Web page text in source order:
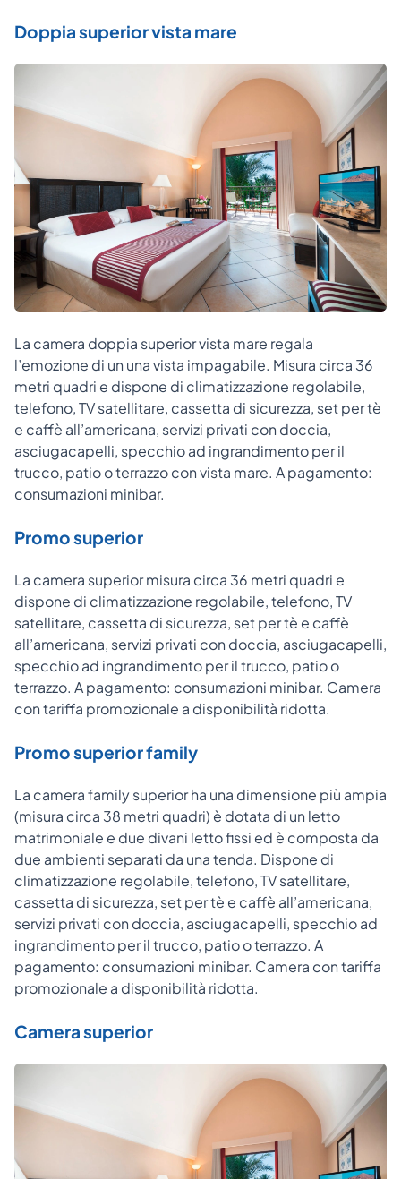
Doppia superior vista mare
La camera doppia superior vista mare regala
l’emozione di un una vista impagabile. Misura circa 36
metri quadri e dispone di climatizzazione regolabile,
telefono, TV satellitare, cassetta di sicurezza, set per tè
e caffè all’americana, servizi privati con doccia,
asciugacapelli, specchio ad ingrandimento per il
trucco, patio o terrazzo con vista mare. A pagamento:
consumazioni minibar.
Promo superior
La camera superior misura circa 36 metri quadri e
dispone di climatizzazione regolabile, telefono, TV
satellitare, cassetta di sicurezza, set per tè e caffè
all’americana, servizi privati con doccia, asciugacapelli,
specchio ad ingrandimento per il trucco, patio o
terrazzo. A pagamento: consumazioni minibar. Camera
con tariffa promozionale a disponibilità ridotta.
Promo superior family
La camera family superior ha una dimensione più ampia
(misura circa 38 metri quadri) è dotata di un letto
matrimoniale e due divani letto fissi ed è composta da
due ambienti separati da una tenda. Dispone di
climatizzazione regolabile, telefono, TV satellitare,
cassetta di sicurezza, set per tè e caffè all’americana,
servizi privati con doccia, asciugacapelli, specchio ad
ingrandimento per il trucco, patio o terrazzo. A
pagamento: consumazioni minibar. Camera con tariffa
promozionale a disponibilità ridotta.
Camera superior